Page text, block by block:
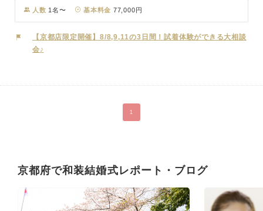
絵になる写真がたくさん残せます。「祇園四条」駅から徒歩5分とア
クセスも良好。お打合せは電話やメールでも可能ですので、全国どこ
にお住まいでも安心して当日をお迎えいただけます。
人数 1名〜 基本料金 77,000円
【京都店限定開催】8/8,9,11の3日間！試着体験ができる大相談
会♪
1
京都府で和装結婚式レポート・ブログ